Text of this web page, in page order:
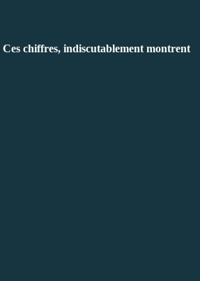
Ces chiffres, indiscutablement montrent